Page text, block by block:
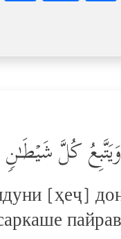
كُلَّ شَیۡطَـٰنࣲ
[ҳеҷ]